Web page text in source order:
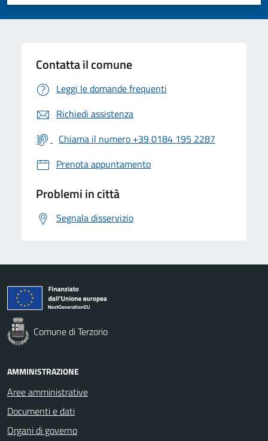
Contatta il comune
Leggi le domande frequenti
Richiedi assistenza
Chiama il numero +39 0184 195 2287
Prenota appuntamento
Problemi in città
Segnala disservizio
Comune di Terzorio
AMMINISTRAZIONE
Aree amministrative
Documenti e dati
Organi di governo